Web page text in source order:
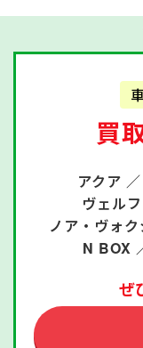
買
アクア ／
ヴェル
ノア・ヴォ
N BOX
ぜ